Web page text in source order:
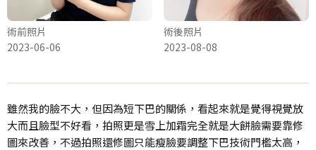
術前照片
2023-06-06
術後照片
2023-08-08
雖然我的臉不大，但因為短下巴的關係，看起來就是覺得視覺放
大而且臉型不好看，拍照更是雪上加霜完全就是大餅臉需要靠修
圖來改善，不過拍照還修圖只能瘦臉要調整下巴技術門檻太高，